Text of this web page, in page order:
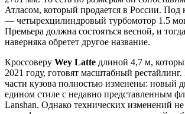
Атласом, который продается в России. Под
— четырехцилиндровый турбомотор 1.5
Премьера должна состояться весной, и
наверняка обретет другое название.
Кроссоверу Wey Latte длиной 4,7 м,
2021 году, готовят масштабный
части кузова полностью изменены: новый
едином стиле с недавно представленным
Lanshan. Однако технических изменений не